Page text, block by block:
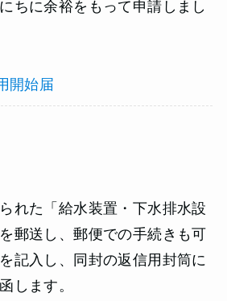
ちに余裕をもって申請しまし
開始届
れた「給水装置・下水排水設
郵送し、郵便での手続きも可
記入し、同封の返信用封筒に
します。